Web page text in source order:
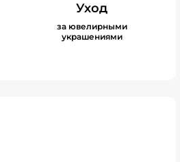
Уход
за ювелирными
украшениями